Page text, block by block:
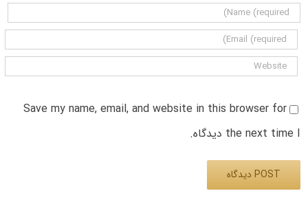
Save my name, email, and website in this browser for
the next time I دیدگاه.